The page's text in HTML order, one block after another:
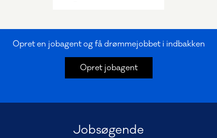
Opret en jobagent og få drømmejobbet i indbakken
Opret jobagent
Jobsøgende